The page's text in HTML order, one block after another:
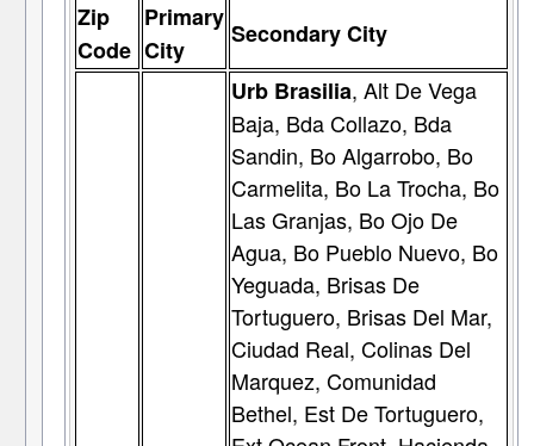
Zip
Code
Primary
City
Secondary City
Urb Brasilia, Alt De Vega
Baja, Bda Collazo, Bda
Sandin, Bo Algarrobo, Bo
Carmelita, Bo La Trocha, Bo
Las Granjas, Bo Ojo De
Agua, Bo Pueblo Nuevo, Bo
Yeguada, Brisas De
Tortuguero, Brisas Del Mar,
Ciudad Real, Colinas Del
Marquez, Comunidad
Bethel, Est De Tortuguero,